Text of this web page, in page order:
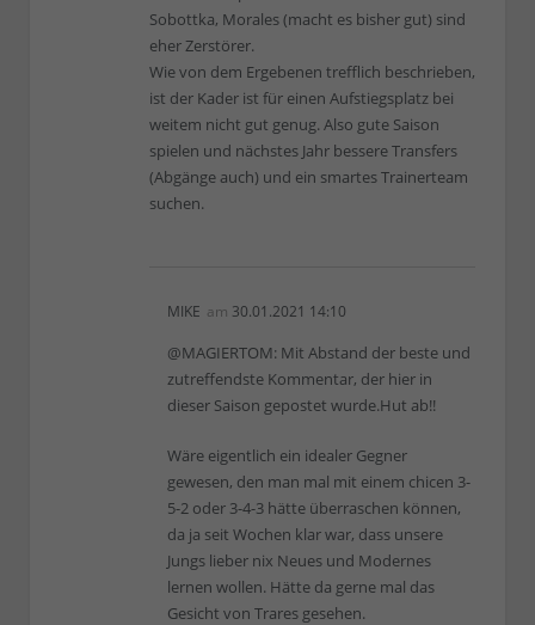
Sobottka, Morales (macht es bisher gut) sind
eher Zerstörer.
Wie von dem Ergebenen trefflich beschrieben,
ist der Kader ist für einen Aufstiegsplatz bei
weitem nicht gut genug. Also gute Saison
spielen und nächstes Jahr bessere Transfers
(Abgänge auch) und ein smartes Trainerteam
suchen.
MIKE am 30.01.2021 14:10
@MAGIERTOM: Mit Abstand der beste und
zutreffendste Kommentar, der hier in
dieser Saison gepostet wurde.Hut ab!!
Wäre eigentlich ein idealer Gegner
gewesen, den man mal mit einem chicen 3-
5-2 oder 3-4-3 hätte überraschen können,
da ja seit Wochen klar war, dass unsere
Jungs lieber nix Neues und Modernes
lernen wollen. Hätte da gerne mal das
Gesicht von Trares gesehen.